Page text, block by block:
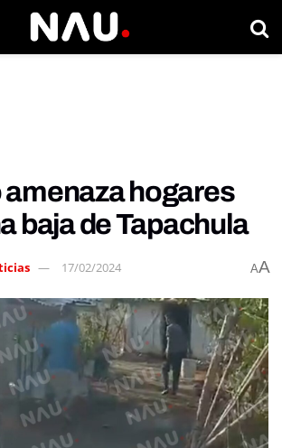
hogares
baja de Tapachula
17/02/2024 AA